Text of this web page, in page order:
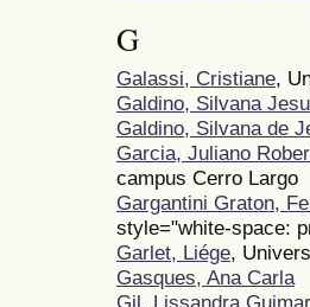
G
Galassi, Cristiane,
Galdino, Silvana
Galdino, Silvana de
Garcia, Juliano
campus Cerro Largo
Gargantini Graton,
style="white-space:
Garlet, Liége,
Gasques, Ana Carla
Gil, Lissandra